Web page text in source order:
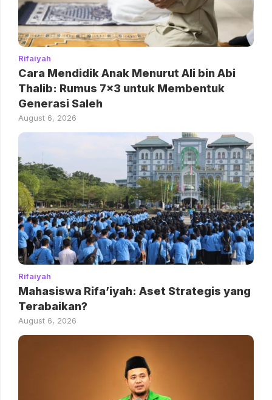
Rifaiyah
Cara Mendidik Anak Menurut Ali bin Abi
Thalib: Rumus 7×3 untuk Membentuk
Generasi Saleh
August 6, 2026
Rifaiyah
Mahasiswa Rifa’iyah: Aset Strategis yang
Terabaikan?
August 6, 2026